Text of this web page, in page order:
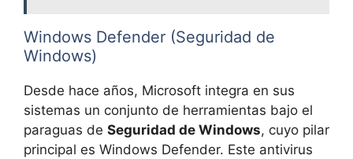
Windows Defender (Seguridad de
Windows)
Desde hace años, Microsoft integra en sus
sistemas un conjunto de herramientas bajo el
paraguas de Seguridad de Windows, cuyo pilar
principal es Windows Defender. Este antivirus